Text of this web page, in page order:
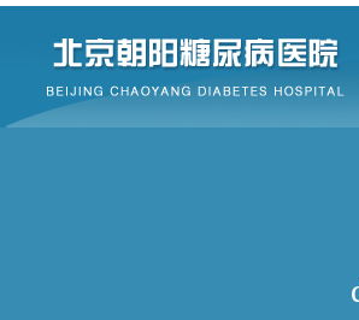
北京朝阳区甜
糖尿病
医院网址